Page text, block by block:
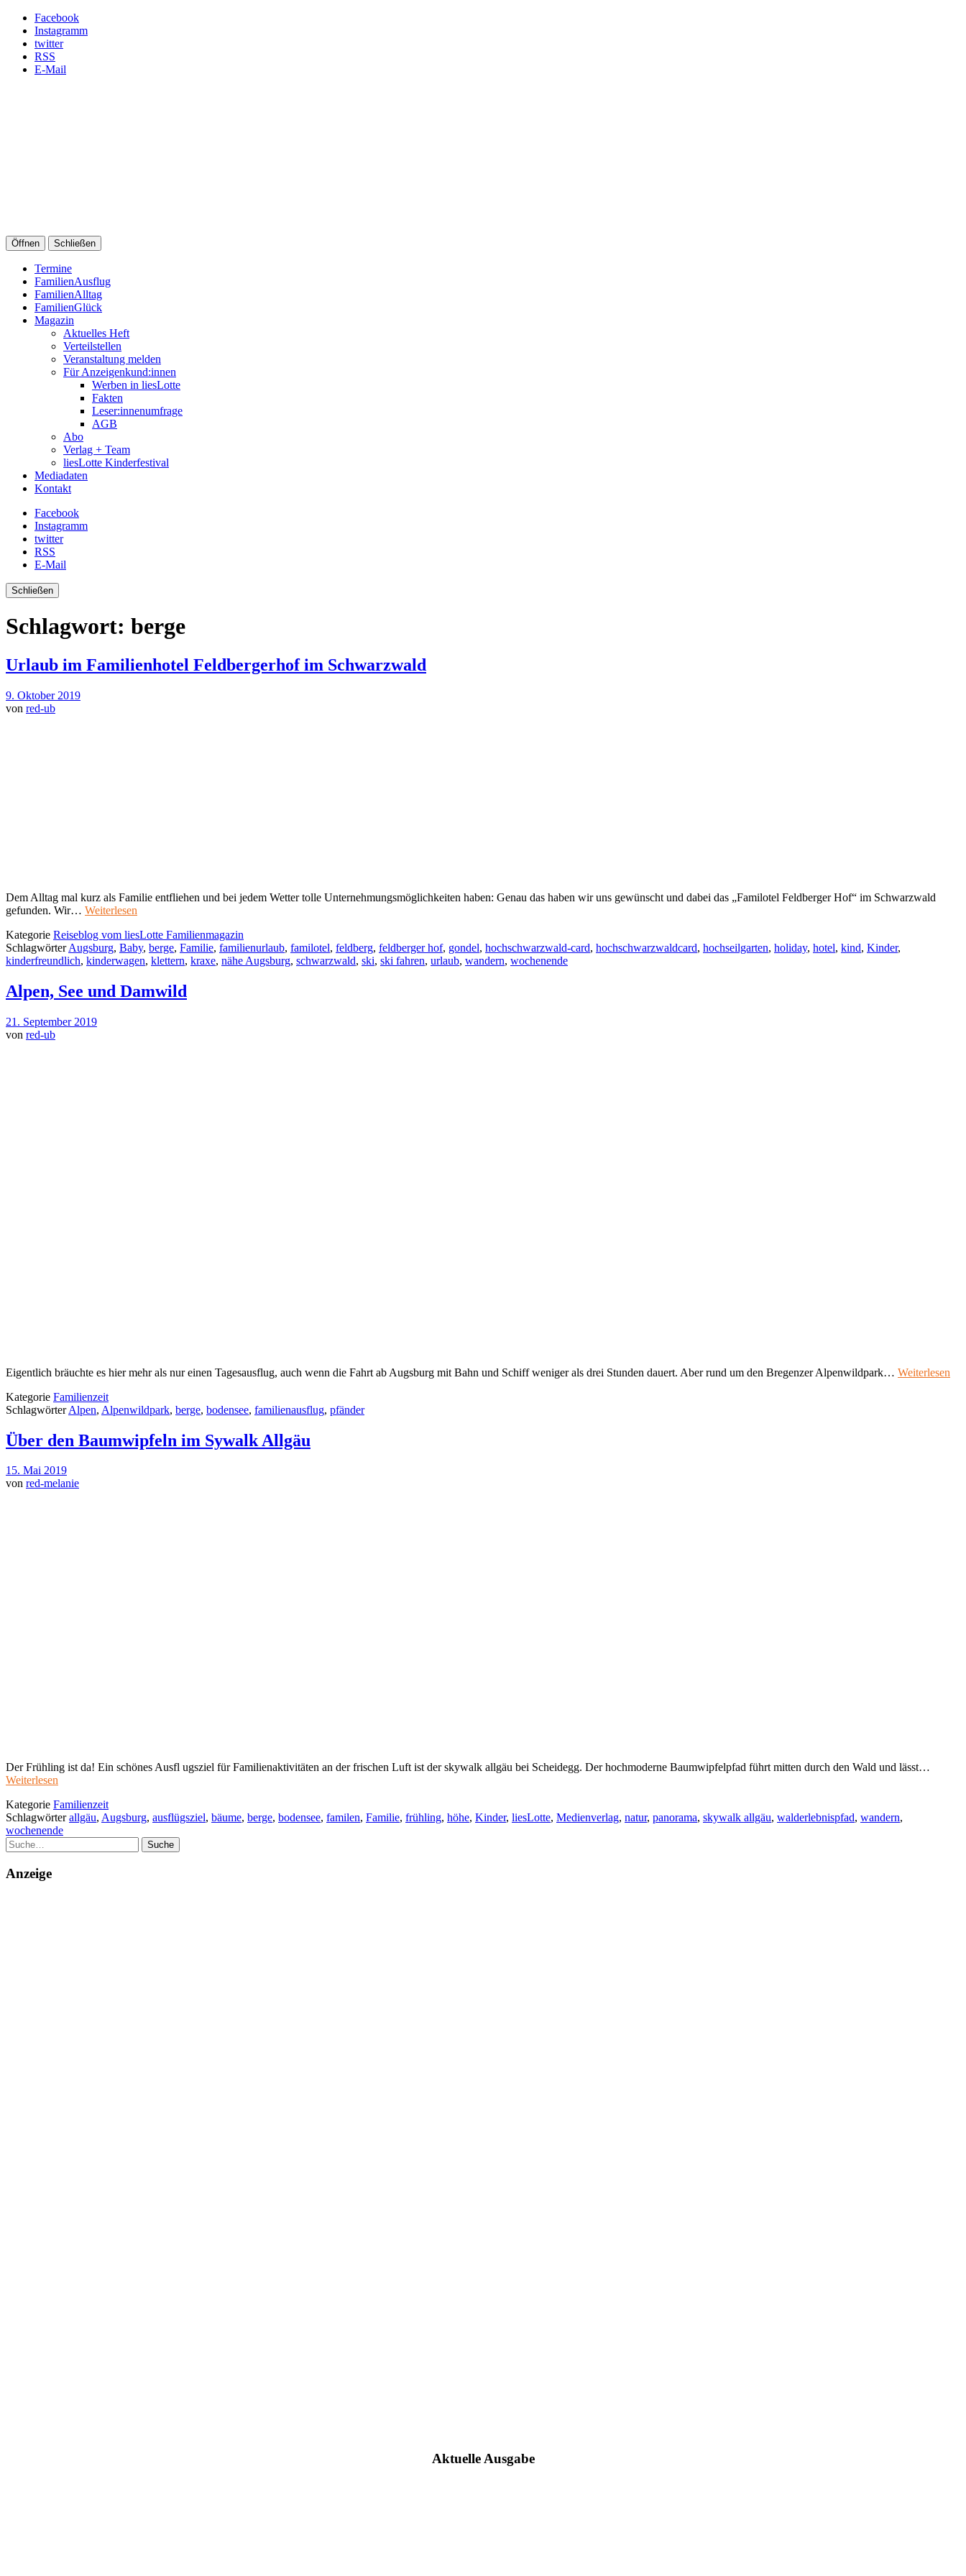
Facebook
Instagramm
twitter
RSS
E-Mail
Öffnen Schließen
Termine
FamilienAusflug
FamilienAlltag
FamilienGlück
Magazin
Aktuelles Heft
Verteilstellen
Veranstaltung melden
Für Anzeigenkund:innen
Werben in liesLotte
Fakten
Leser:innenumfrage
AGB
Abo
Verlag + Team
liesLotte Kinderfestival
Mediadaten
Kontakt
Facebook
Instagramm
twitter
RSS
E-Mail
Schließen
Schlagwort: berge
Urlaub im Familienhotel Feldbergerhof im Schwarzwald
9. Oktober 2019
von red-ub
Dem Alltag mal kurz als Familie entfliehen und bei jedem Wetter tolle Unternehmungsmöglichkeiten haben: Genau das haben wir uns gewünscht und dabei das „Familotel Feldberger Hof“ im Schwarzwald
gefunden. Wir… Weiterlesen
Kategorie Reiseblog vom liesLotte Familienmagazin
SchlagwörterAugsburg, Baby, berge, Familie, familienurlaub, familotel, feldberg, feldberger hof, gondel, hochschwarzwald-card, hochschwarzwaldcard, hochseilgarten, holiday, hotel, kind, Kinder,
kinderfreundlich, kinderwagen, klettern, kraxe, nähe Augsburg, schwarzwald, ski, ski fahren, urlaub, wandern, wochenende
Alpen, See und Damwild
21. September 2019
von red-ub
Eigentlich bräuchte es hier mehr als nur einen Tagesausflug, auch wenn die Fahrt ab Augsburg mit Bahn und Schiff weniger als drei Stunden dauert. Aber rund um den Bregenzer Alpenwildpark… Weiterlesen
Kategorie Familienzeit
SchlagwörterAlpen, Alpenwildpark, berge, bodensee, familienausflug, pfänder
Über den Baumwipfeln im Sywalk Allgäu
15. Mai 2019
von red-melanie
Der Frühling ist da! Ein schönes Ausfl ugsziel für Familienaktivitäten an der frischen Luft ist der skywalk allgäu bei Scheidegg. Der hochmoderne Baumwipfelpfad führt mitten durch den Wald und lässt…
Weiterlesen
Kategorie Familienzeit
Schlagwörterallgäu, Augsburg, ausflügsziel, bäume, berge, bodensee, familen, Familie, frühling, höhe, Kinder, liesLotte, Medienverlag, natur, panorama, skywalk allgäu, walderlebnispfad, wandern,
wochenende
Suche
Anzeige
Aktuelle Ausgabe